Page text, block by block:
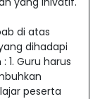
di atas
dihadapi
1. Guru harus
peserta